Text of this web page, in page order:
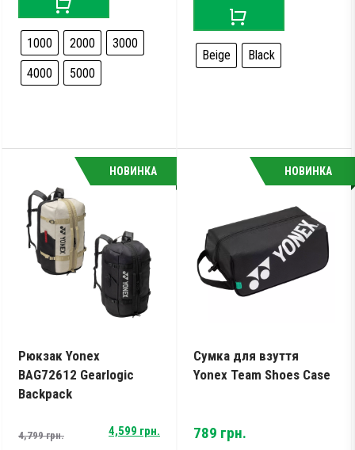
1000 2000
3000
4000
5000
Beige Black
Рюкзак Yonex
BAG72612 Gearlogic
Backpack
4,799грн.Original4,599 грн.
Current
НОВИНКА
Сумка для взуття
Yonex Team Shoes Case
789 грн.
НОВИНКА